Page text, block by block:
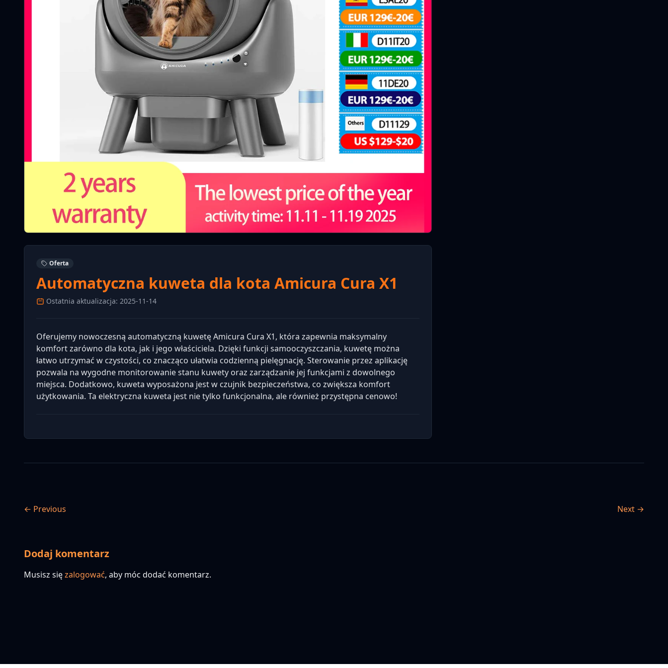
Oferta
Automatyczna kuweta dla kota Amicura Cura X1
Ostatnia aktualizacja: 2025-11-14
Oferujemy nowoczesną automatyczną kuwetę Amicura Cura X1, która zapewnia maksymalny
komfort zarówno dla kota, jak i jego właściciela. Dzięki funkcji samooczyszczania, kuwetę można
łatwo utrzymać w czystości, co znacząco ułatwia codzienną pielęgnację. Sterowanie przez aplikację
pozwala na wygodne monitorowanie stanu kuwety oraz zarządzanie jej funkcjami z dowolnego
miejsca. Dodatkowo, kuweta wyposażona jest w czujnik bezpieczeństwa, co zwiększa komfort
użytkowania. Ta elektryczna kuweta jest nie tylko funkcjonalna, ale również przystępna cenowo!
← Previous Next →
Dodaj komentarz
Musisz sięzalogować, aby móc dodać komentarz.